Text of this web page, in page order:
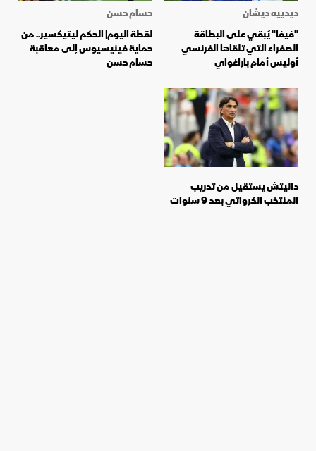
ديدييه ديشان
"فيفا" يُبقي على البطاقة
الصفراء التي تلقاها الفرنسي
أوليس أمام باراغواي
حسام حسن
لقطة اليوم| الحكم ليتيكسير.. من
حماية فينيسيوس إلى معاقبة
حسام حسن
داليتش يستقيل من تدريب
المنتخب الكرواتي بعد 9 سنوات